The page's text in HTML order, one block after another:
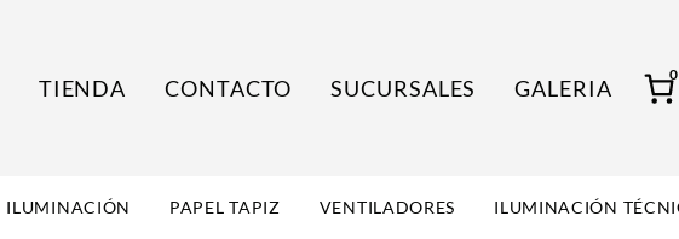
TIENDA CONTACTO SUCURSALES GALERIA
0
ILUMINACIÓN PAPEL TAPIZ VENTILADORES ILUMINACIÓN